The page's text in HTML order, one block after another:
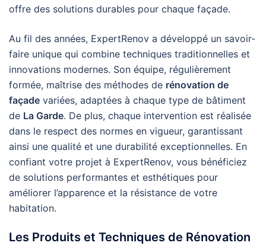
offre des solutions durables pour chaque façade.
Au fil des années, ExpertRenov a développé un savoir-
faire unique qui combine techniques traditionnelles et
innovations modernes. Son équipe, régulièrement
formée, maîtrise des méthodes de rénovation de
façade variées, adaptées à chaque type de bâtiment
de La Garde. De plus, chaque intervention est réalisée
dans le respect des normes en vigueur, garantissant
ainsi une qualité et une durabilité exceptionnelles. En
confiant votre projet à ExpertRenov, vous bénéficiez
de solutions performantes et esthétiques pour
améliorer l’apparence et la résistance de votre
habitation.
Les Produits et Techniques de Rénovation